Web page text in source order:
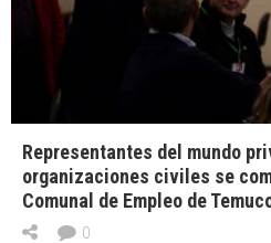
Representantes del mundo
organizaciones civiles se
Comunal de Empleo de
0